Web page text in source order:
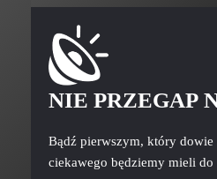
NIE PRZEGAP
Bądź pierwszym, który dowie
ciekawego będziemy mieli do